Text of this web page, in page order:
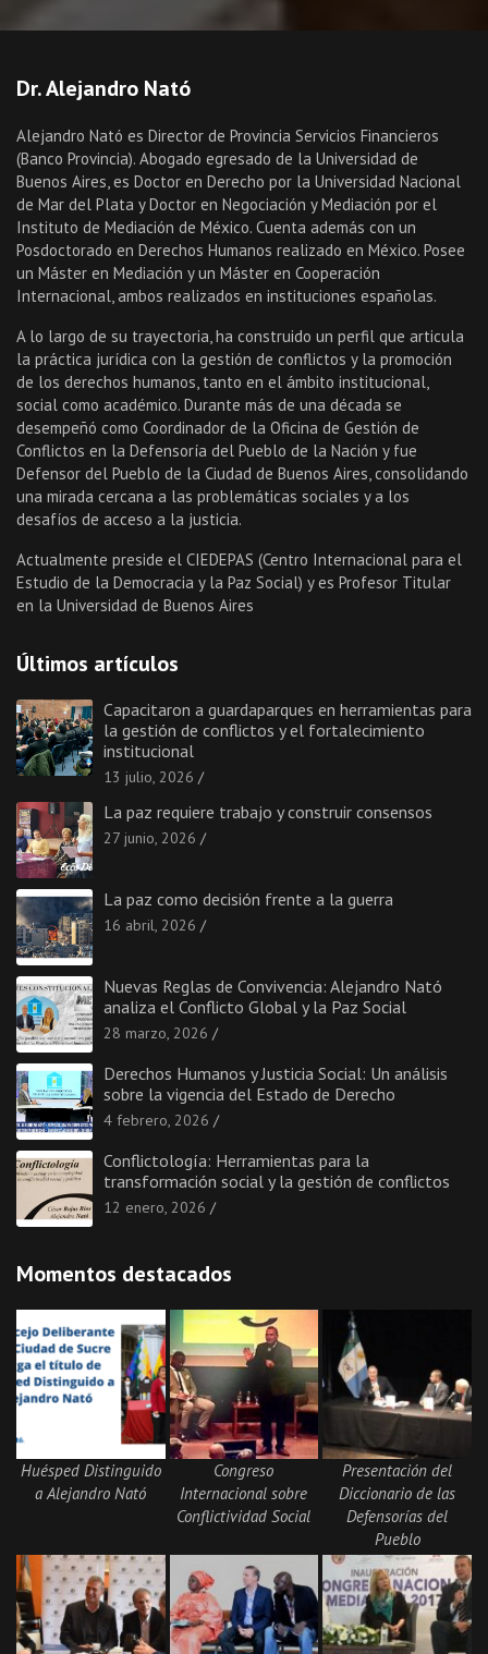
Dr. Alejandro Nató
Alejandro Nató es Director de Provincia Servicios Financieros
(Banco Provincia). Abogado egresado de la Universidad de
Buenos Aires, es Doctor en Derecho por la Universidad Nacional
de Mar del Plata y Doctor en Negociación y Mediación por el
Instituto de Mediación de México. Cuenta además con un
Posdoctorado en Derechos Humanos realizado en México. Posee
un Máster en Mediación y un Máster en Cooperación
Internacional, ambos realizados en instituciones españolas.
A lo largo de su trayectoria, ha construido un perfil que articula
la práctica jurídica con la gestión de conflictos y la promoción
de los derechos humanos, tanto en el ámbito institucional,
social como académico. Durante más de una década se
desempeñó como Coordinador de la Oficina de Gestión de
Conflictos en la Defensoría del Pueblo de la Nación y fue
Defensor del Pueblo de la Ciudad de Buenos Aires, consolidando
una mirada cercana a las problemáticas sociales y a los
desafíos de acceso a la justicia.
Actualmente preside el CIEDEPAS (Centro Internacional para el
Estudio de la Democracia y la Paz Social) y es Profesor Titular
en la Universidad de Buenos Aires
Últimos artículos
Capacitaron a guardaparques en herramientas para
la gestión de conflictos y el fortalecimiento
institucional
13 julio, 2026
La paz requiere trabajo y construir consensos
27 junio, 2026
La paz como decisión frente a la guerra
16 abril, 2026
Nuevas Reglas de Convivencia: Alejandro Nató
analiza el Conflicto Global y la Paz Social
28 marzo, 2026
Derechos Humanos y Justicia Social: Un análisis
sobre la vigencia del Estado de Derecho
4 febrero, 2026
Conflictología: Herramientas para la
transformación social y la gestión de conflictos
12 enero, 2026
Momentos destacados
Huésped Distinguido
a Alejandro Nató
Congreso
Internacional sobre
Conflictividad Social
Presentación del
Diccionario de las
Defensorías del
Pueblo